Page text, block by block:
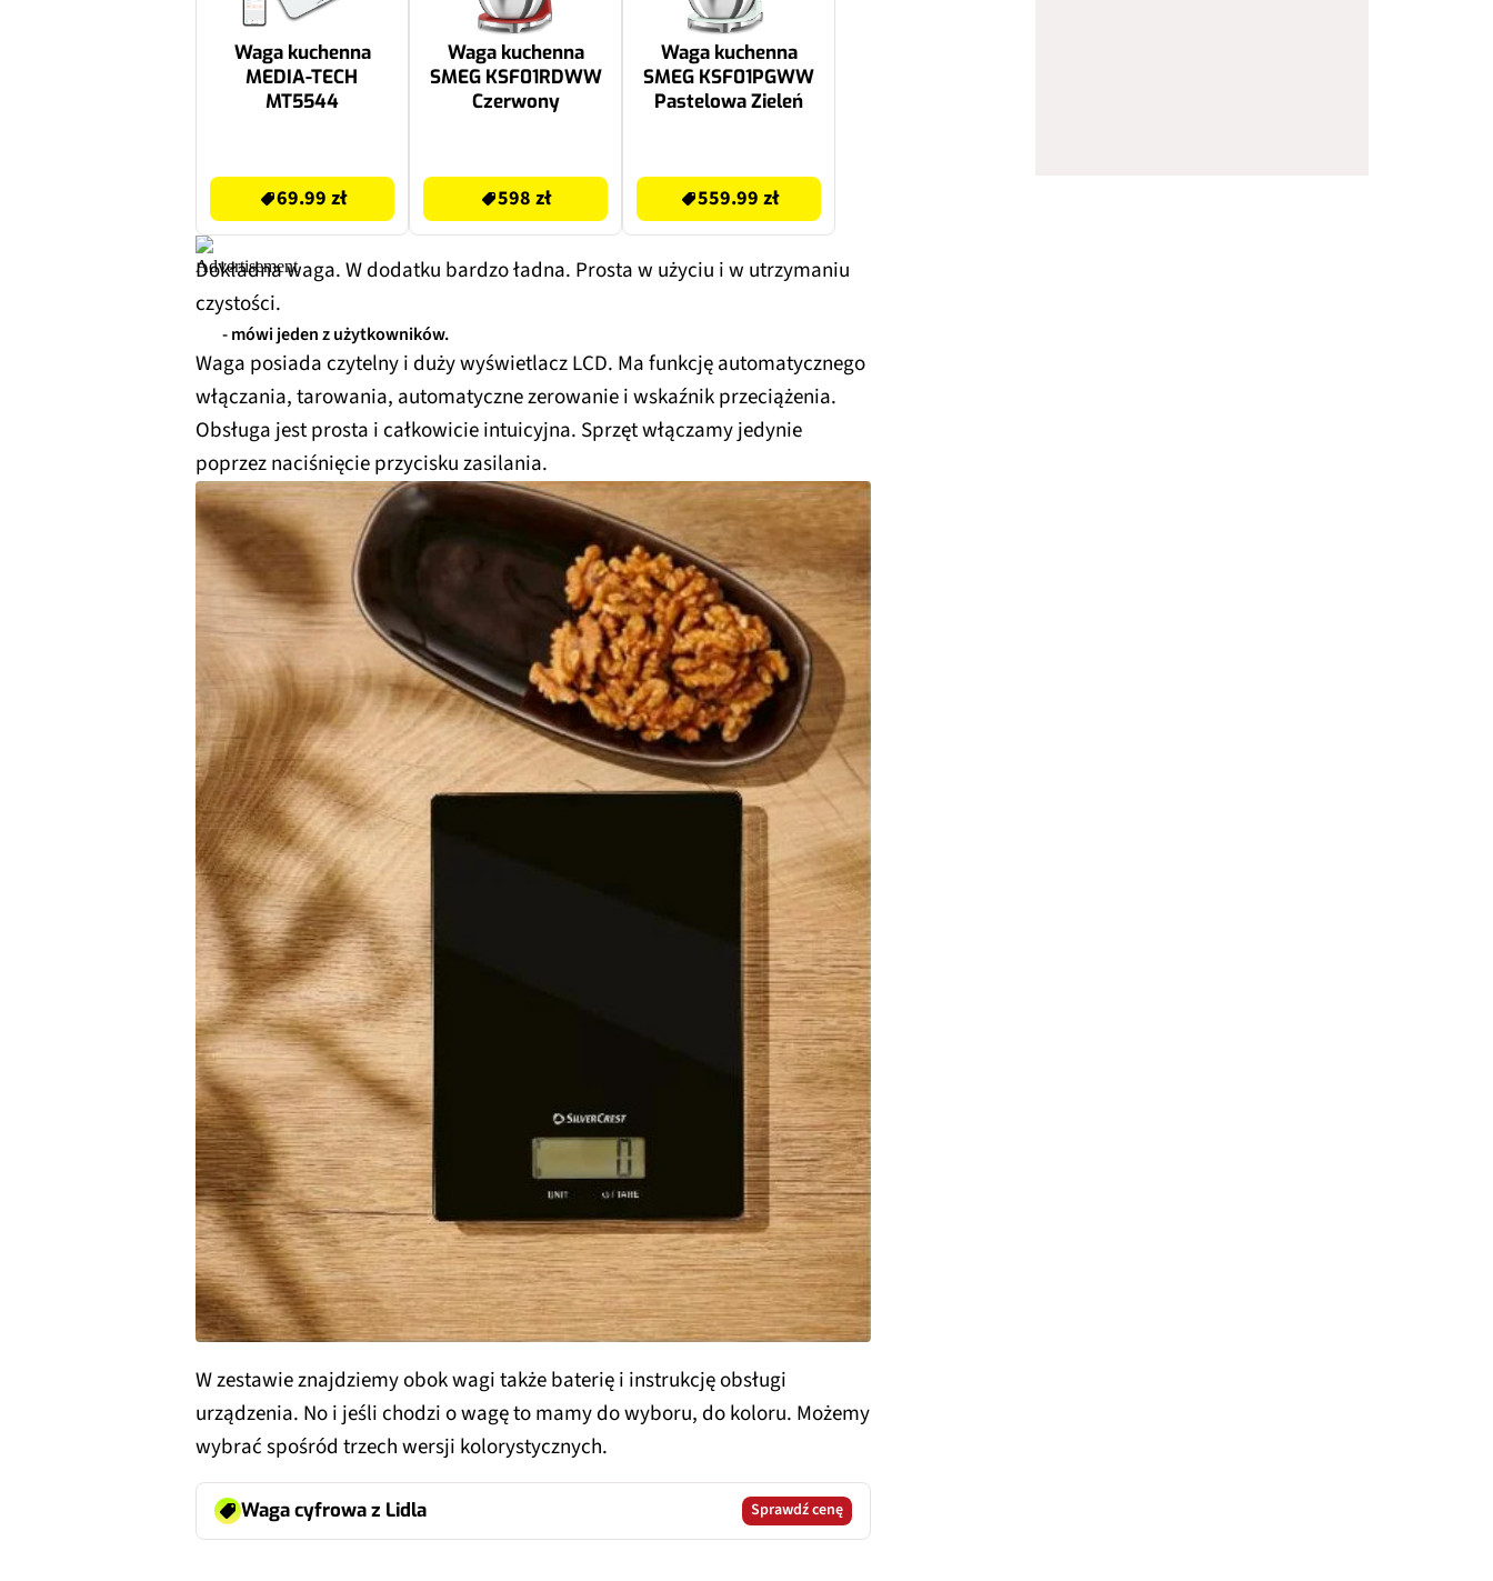
Waga kuchenna
MEDIA-TECH
MT5544
69.99 zł
Waga kuchenna
SMEG KSF01RDWW
Czerwony
598 zł
Waga kuchenna
SMEG KSF01PGWW
Pastelowa Zieleń
559.99 zł
Dokładna waga. W dodatku bardzo ładna. Prosta w użyciu i w utrzymaniu
czystości.
- mówi jeden z użytkowników.
Waga posiada czytelny i duży wyświetlacz LCD. Ma funkcję automatycznego
włączania, tarowania, automatyczne zerowanie i wskaźnik przeciążenia.
Obsługa jest prosta i całkowicie intuicyjna. Sprzęt włączamy jedynie
poprzez naciśnięcie przycisku zasilania.
W zestawie znajdziemy obok wagi także baterię i instrukcję obsługi
urządzenia. No i jeśli chodzi o wagę to mamy do wyboru, do koloru. Możemy
wybrać spośród trzech wersji kolorystycznych.
Waga cyfrowa z Lidla Sprawdź cenę